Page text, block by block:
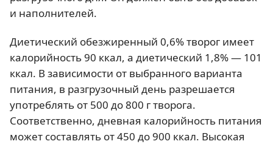
и наполнителей.
Диетический обезжиренный 0,6% творог имеет
калорийность 90 ккал, а диетический 1,8% — 101
ккал. В зависимости от выбранного варианта
питания, в разгрузочный день разрешается
употреблять от 500 до 800 г творога.
Соответственно, дневная калорийность питания
может составлять от 450 до 900 ккал. Высокая